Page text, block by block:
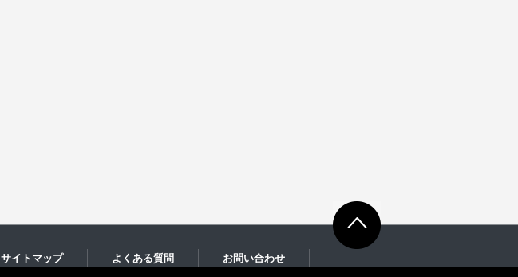
サイトマップ よくある質問 お問い合わせ